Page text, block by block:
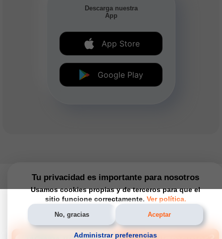
Tu privacidad es importante para nosotros
Usamos cookies propias y de terceros para que el
sitio funcione correctamente. Ver política.
Administrar preferencias
No, gracias Aceptar
Descarga nuestra
App
App Store
Google Play